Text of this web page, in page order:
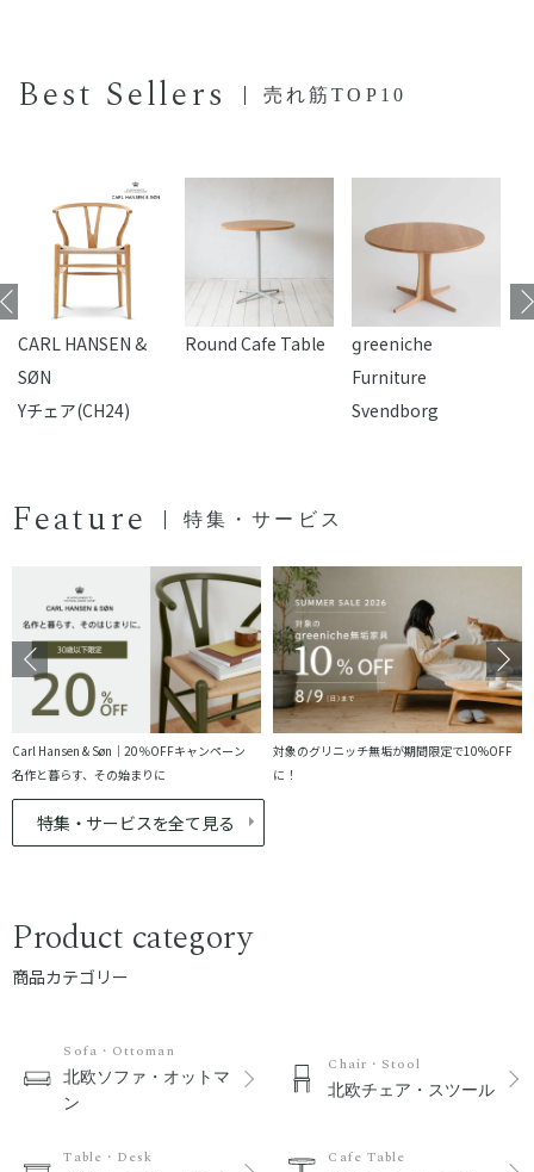
Best Sellers 売れ筋TOP10
CARL HANSEN &
SØN
Yチェア(CH24)
Round Cafe Table
reeniche
Furniture
Svendborg
Feature 特集・サービス
Carl Hansen & Søn｜20％OFFキャンペーン
名作と暮らす、その始まりに
対象のグリニッチ無垢が期間限定で10%OFF
に！
特集・サービスを全て見る
Product category
商品カテゴリー
Sofa・Ottoman
北欧ソファ・オットマ
ン
Chair・Stool
北欧チェア・スツール
Table・Desk Cafe Table